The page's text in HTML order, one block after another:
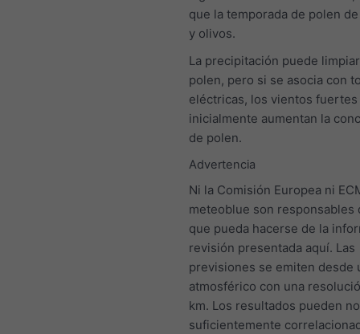
que la temporada de polen
y olivos.
La precipitación puede
polen, pero si se asocia con
eléctricas, los vientos fuertes
inicialmente aumentan la
de polen.
Advertencia
Ni la Comisión Europea ni
meteoblue son responsables
que pueda hacerse de la
revisión presentada aquí. Las
previsiones se emiten desde
atmosférico con una
km. Los resultados pueden
suficientemente